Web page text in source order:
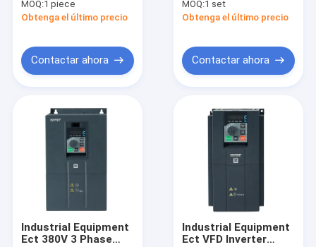
vfd ac drive inverter
three phase single
MOQ:1 piece
Obtenga el último precio
Contactar ahora
Wanted Frequency
Inverter Converter
MOQ:1 set
Obtenga el último precio
Contactar ahora
Industrial Equipment
Ect 380V 3 Phase
Industrial Equipment
Ect VFD Inverter